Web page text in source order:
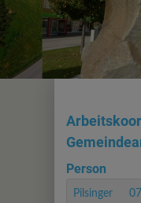
Person
Pilsinger